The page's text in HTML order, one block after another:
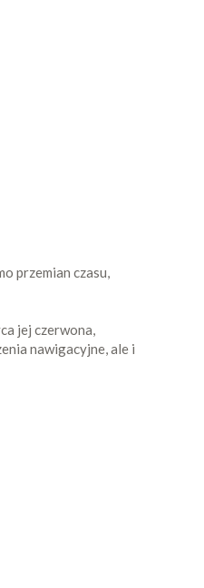
przemian czasu,
jej czerwona,
nawigacyjne, ale i